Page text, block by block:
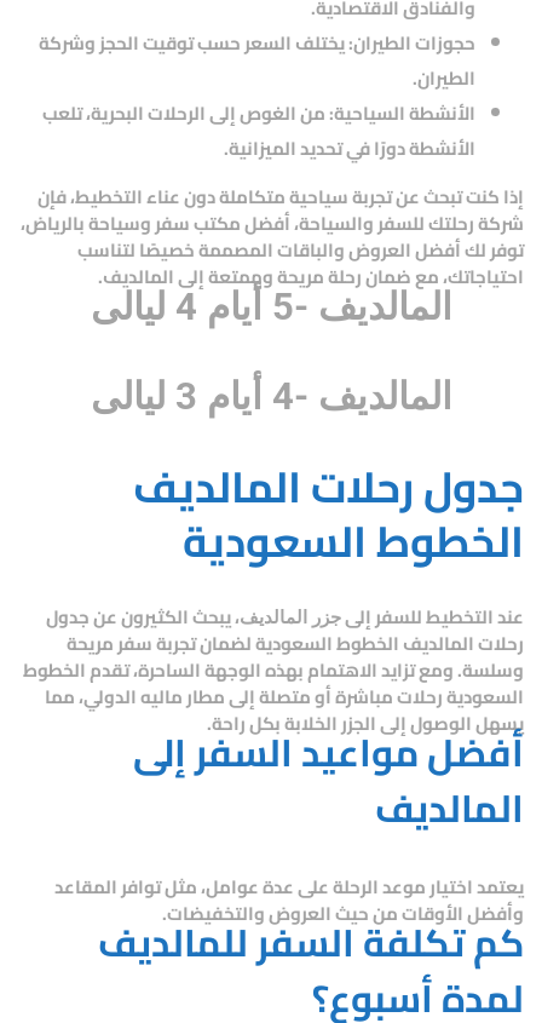
والفنادق الاقتصادية.
حجوزات الطيران: يختلف السعر حسب توقيت الحجز وشركة
الطيران.
الأنشطة السياحية: من الغوص إلى الرحلات البحرية، تلعب
الأنشطة دورًا في تحديد الميزانية.
إذا كنت تبحث عن تجربة سياحية متكاملة دون عناء التخطيط، فإن
شركة رحلتك للسفر والسياحة، أفضل مكتب سفر وسياحة بالرياض،
توفر لك أفضل العروض والباقات المصممة خصيصًا لتناسب
احتياجاتك، مع ضمان رحلة مريحة وممتعة إلى المالديف.
المالديف -5 أيام 4 ليالى
المالديف -4 أيام 3 ليالى
جدول رحلات المالديف
الخطوط السعودية
عند التخطيط للسفر إلىجزر المالديف، يبحث الكثيرون عنجدول
رحلات المالديف الخطوط السعوديةلضمان تجربة سفر مريحة
وسلسة. ومع تزايد الاهتمام بهذه الوجهة الساحرة، تقدم الخطوط
السعودية رحلات مباشرة أو متصلة إلى مطار ماليه الدولي، مما
يسهل الوصول إلى الجزر الخلابة بكل راحة.
أفضل مواعيد السفر إلى
المالديف
يعتمد اختيار موعد الرحلة على عدة عوامل، مثل توافر المقاعد
وأفضل الأوقات من حيث العروض والتخفيضات.
كم تكلفة السفر للمالديف
لمدة أسبوع؟